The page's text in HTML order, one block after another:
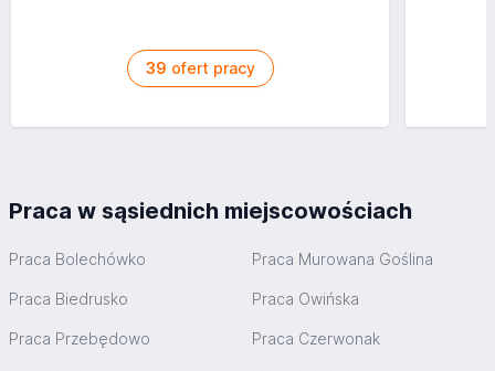
39 ofert pracy
Praca w sąsiednich miejscowościach
Praca Bolechówko Praca Murowana Goślina
Praca Biedrusko Praca Owińska
Praca Przebędowo Praca Czerwonak